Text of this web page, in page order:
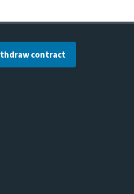
contract